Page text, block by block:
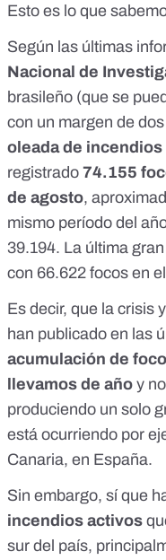
Esto es lo que
Según las últimas
Nacional de
brasileño (que se
con un margen de
oleada de incendios
registrado 74.155
de agosto,
mismo período del
39.194. La última
con 66.622 focos en
Es decir, que la crisis
han publicado en las
acumulación de
llevamos de año y
produciendo un solo
está ocurriendo por
Canaria, en España.
Sin embargo, sí que
incendios activos
sur del país,